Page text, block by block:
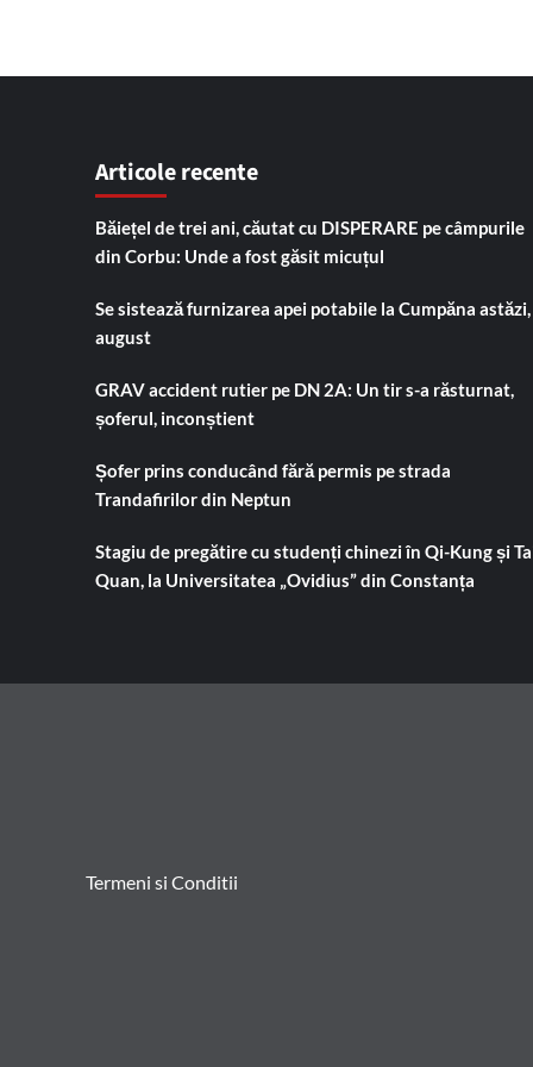
Articole recente
Băiețel de trei ani, căutat cu DISPERARE pe câmpurile
din Corbu: Unde a fost găsit micuțul
Se sistează furnizarea apei potabile la Cumpăna
august
GRAV accident rutier pe DN 2A: Un tir s-a răsturnat,
șoferul, inconștient
Șofer prins conducând fără permis pe strada
Trandafirilor din Neptun
Stagiu de pregătire cu studenți chinezi în Qi-Kung și
Quan, la Universitatea „Ovidius” din Constanța
Termeni si Conditii